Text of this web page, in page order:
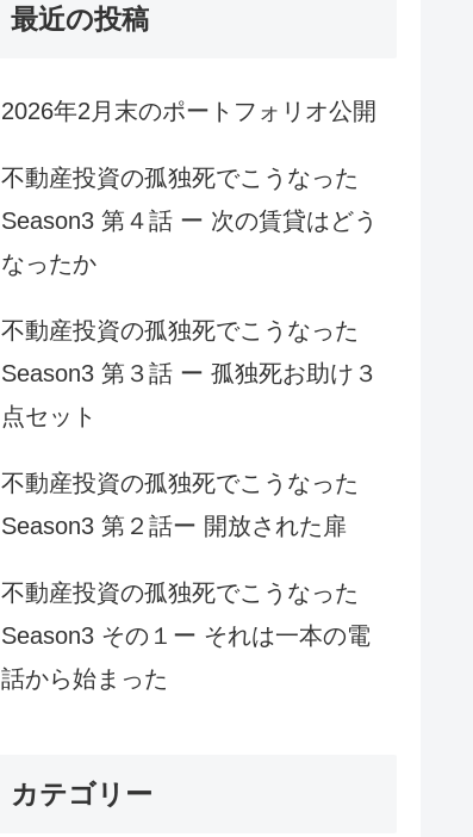
最近の投稿
2026年2月末のポートフォリオ公開
不動産投資の孤独死でこうなった
Season3 第４話 ー 次の賃貸はどう
なったか
不動産投資の孤独死でこうなった
Season3 第３話 ー 孤独死お助け３
点セット
不動産投資の孤独死でこうなった
Season3 第２話ー 開放された扉
不動産投資の孤独死でこうなった
Season3 その１ー それは一本の電
話から始まった
カテゴリー